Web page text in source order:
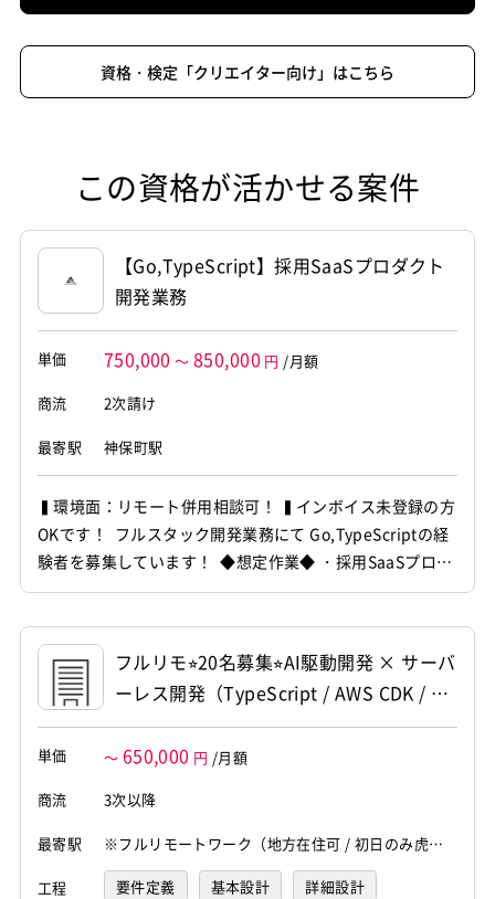
資格・検定「クリエイター向け」はこちら
この資格が活かせる案件
【Go,TypeScript】採用SaaSプロダクト
開発業務
単価 750,000 ～ 850,000 円 /月額
商流
2次請け
最寄駅 神保町駅
▍環境面：リモート併用相談可！ ▍インボイス未登録の方
OKです！ フルスタック開発業務にて Go,TypeScriptの経
験者を募集しています！ ◆想定作業◆ ・採用SaaSプロダ
クト開発 ・API・バッチ処理開発 ・フロントエンド実装
～～～～～～～～～～～～～～～～～～～～ 他お任せ...
フルリモ⭐︎20名募集⭐︎AI駆動開発 × サーバ
ーレス開発（TypeScript / AWS CDK / Re
act）
単価 ～ 650,000 円 /月額
商流
3次以降
最寄駅
※フルリモートワーク（地方在住可 / 初日のみ虎ノ
門出社あり）
工程
要件定義 基本設計 詳細設計